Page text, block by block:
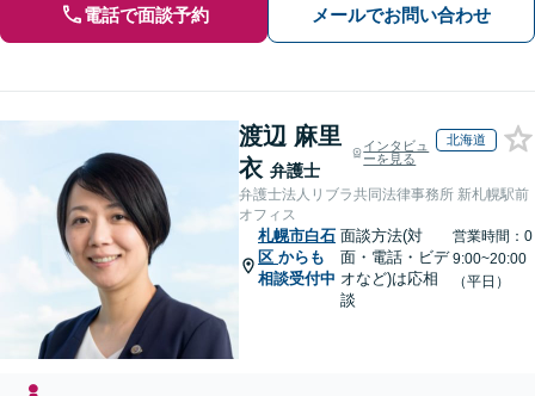
電話で面談予約 メールでお問い合わせ
渡辺 麻里
衣 弁護士
インタビュ
ーを見る
北海道
弁護士法人リブラ共同法律事務所 新札幌駅前
オフィス
札幌市白石
区 からも
相談受付中
面談方法(対
面・電話・ビデ
オなど)は応相
談
営業時間：0
9:00~20:00
（平日）